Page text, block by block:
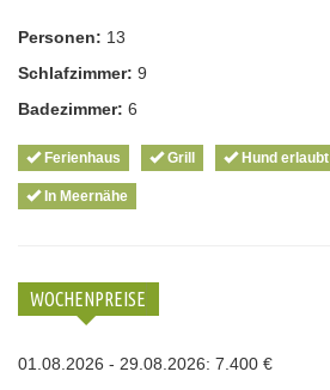
Personen: 13
Schlafzimmer: 9
Badezimmer: 6
Ferienhaus Grill Hund erlaubt
In Meernähe
WOCHENPREISE
01.08.2026 - 29.08.2026: 7.400 €